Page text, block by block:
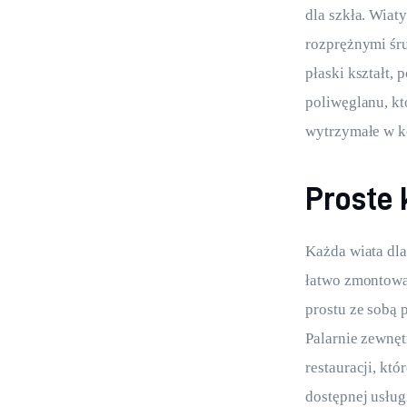
dla szkła.
rozprężnymi
płaski kształt,
poliwęglanu,
wytrzymałe w
Proste
Każda wiata
łatwo
prostu ze sobą
Palarnie
restauracji,
dostępnej